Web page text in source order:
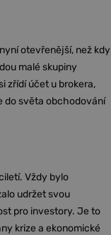
otevřenější, než kdy
malé skupiny
zřídí účet u brokera,
do světa obchodování
Vždy bylo
udržet svou
pro investory. Je to
krize a ekonomické